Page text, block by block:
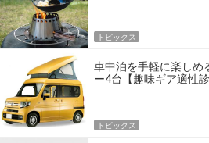
トピックス
車中泊を手軽に楽しめ
ー4台【趣味ギア適性診
トピックス